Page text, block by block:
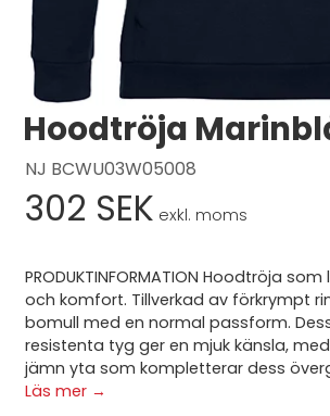
Hoodtröja
NJ BCWU03W05008
302 SEK exkl. moms
PRODUKTINFORMATION Hoodtröja
och komfort. Tillverkad av förkrympt
bomull med en normal passform.
resistenta tyg ger en mjuk känsla,
jämn yta som kompletterar dess
Läs mer →